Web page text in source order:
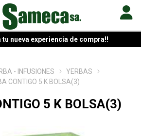
tu nueva experiencia de compra!!
- INFUSIONES
YERBAS
CONTIGO 5 K BOLSA(3)
5 K BOLSA(3)